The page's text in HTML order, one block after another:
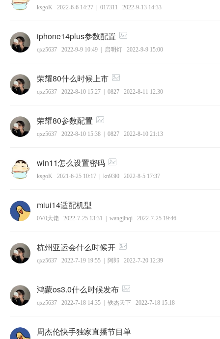
ksgoK 2022-6-6 14:27 017311 2022-9-13 14:33
iphone14plus参数配置
qxz5637 2022-9-9 10:49 启明灯 2022-9-9 15:00
荣耀80什么时候上市
qxz5637 2022-8-10 15:27 0827 2022-8-11 12:30
荣耀80参数配置
qxz5637 2022-8-10 15:38 0827 2022-8-10 21:13
win11怎么设置密码
ksgoK 2021-6-25 10:17 kn93l0 2022-8-5 17:37
miui14适配机型
0V0大佬 2022-7-25 13:31 wangjinqi 2022-7-25 19:46
杭州亚运会什么时候开
qxz5637 2022-7-19 19:55 阿郎 2022-7-20 12:39
鸿蒙os3.0什么时候发布
qxz5637 2022-7-18 14:35 轶杰天下 2022-7-18 15:18
周杰伦快手独家直播节目单